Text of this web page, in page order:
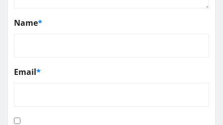
Name*
Email*